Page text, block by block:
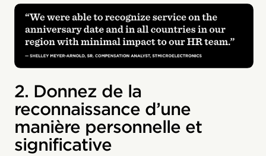
2. Donnez de la
reconnaissance d’une
manière personnelle et
significative